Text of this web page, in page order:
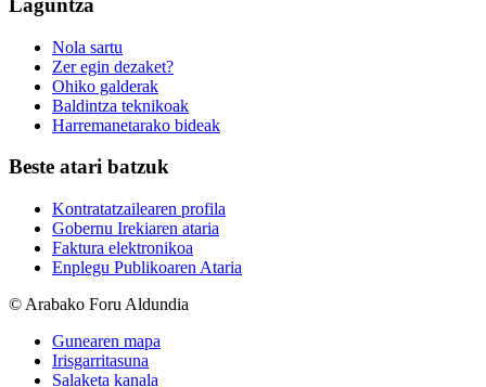
Laguntza
Nola sartu
Zer egin dezaket?
Ohiko galderak
Baldintza teknikoak
Harremanetarako bideak
Beste atari batzuk
Kontratatzailearen profila
Gobernu Irekiaren ataria
Faktura elektronikoa
Enplegu Publikoaren Ataria
© Arabako Foru Aldundia
Gunearen mapa
Irisgarritasuna
Salaketa kanala